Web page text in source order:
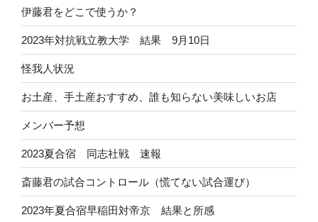
伊藤君をどこで使うか？
2023年対抗戦立教大学 結果 9月10日
怪我人状況
お土産、手土産おすすめ、誰も知らない美味しいお店
メンバー予想
2023夏合宿 同志社戦 速報
斎藤君の試合コントロール（慌てない試合運び）
2023年夏合宿早稲田対帝京 結果と所感